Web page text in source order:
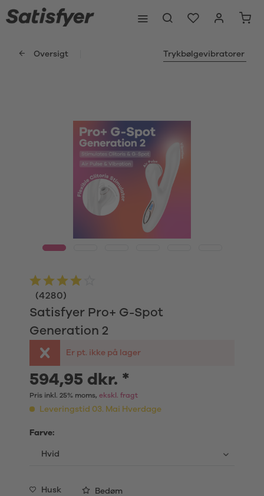
Oversigt Trykbølgevibratorer
Satisfyer Pro+ G-Spot
Generation 2
(4280)
Er pt. ikke på lager
594,95 dkr. *
Pris inkl. 25% moms, ekskl. fragt
Leveringstid 03. Mai Hverdage
Farve:
Husk Bedøm